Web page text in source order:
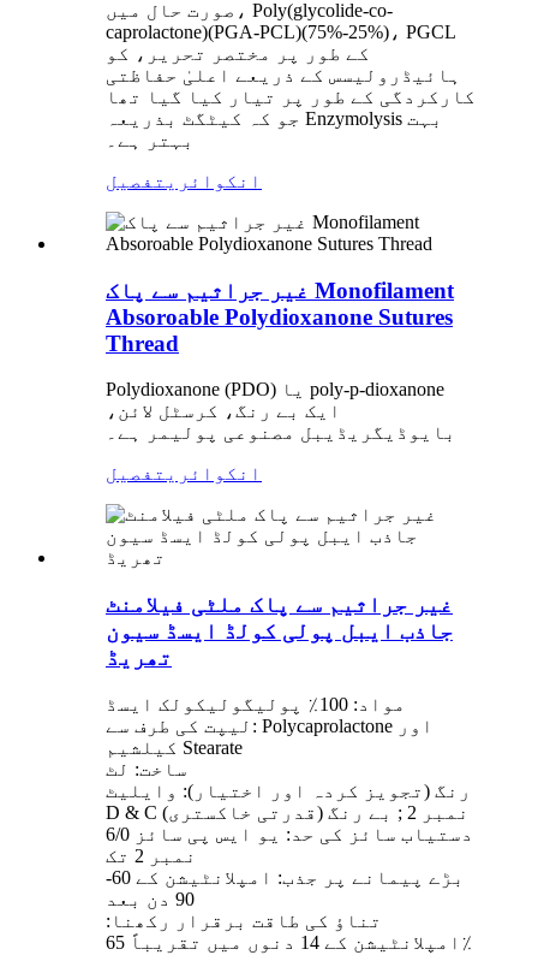
صورت حال میں، Poly(glycolide-co-
caprolactone)(PGA-PCL)(75%-25%)، PGCL
کے طور پر مختصر تحریر، کو
ہائیڈرولیسس کے ذریعے اعلیٰ حفاظتی
کارکردگی کے طور پر تیار کیا گیا تھا
جو کہ کیٹگٹ بذریعہ Enzymolysis بہت
بہتر ہے۔
انکوائری تفصیل
غیر جراثیم سے پاک Monofilament
Absoroable Polydioxanone Sutures
Thread
Polydioxanone (PDO) یا poly-p-dioxanone
ایک بے رنگ، کرسٹل لائن،
بایوڈیگریڈیبل مصنوعی پولیمر ہے۔
انکوائری تفصیل
غیر جراثیم سے پاک ملٹی فیلامنٹ
جاذب ایبل پولی کولڈ ایسڈ سیون
تھریڈ
مواد: 100٪ پولیگولیکولک ایسڈ
لیپت کی طرف سے: Polycaprolactone اور
کیلشیم Stearate
ساخت: لٹ
رنگ (تجویز کردہ اور اختیار): وایلیٹ
D & C نمبر 2 ; بے رنگ (قدرتی خاکستری)
دستیاب سائز کی حد: یو ایس پی سائز 6/0
نمبر 2 تک
بڑے پیمانے پر جذب: امپلانٹیشن کے 60-
90 دن بعد
تناؤ کی طاقت برقرار رکھنا:
امپلانٹیشن کے 14 دنوں میں تقریباً 65٪